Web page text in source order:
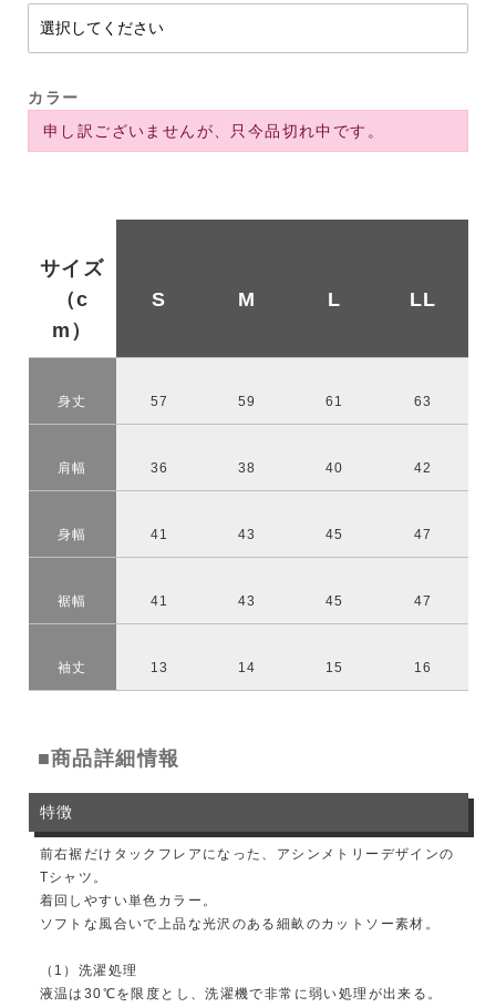
カラー
申し訳ございませんが、只今品切れ中です。
サイズ
（c
m）
S M L LL
身丈 57 59 61 63
肩幅 36 38 40 42
身幅 41 43 45 47
裾幅 41 43 45 47
袖丈 13 14 15 16
■商品詳細情報
特徴
前右裾だけタックフレアになった、アシンメトリーデザインの
Tシャツ。
着回しやすい単色カラー。
ソフトな風合いで上品な光沢のある細畝のカットソー素材。
（1）洗濯処理
液温は30℃を限度とし、洗濯機で非常に弱い処理が出来る。